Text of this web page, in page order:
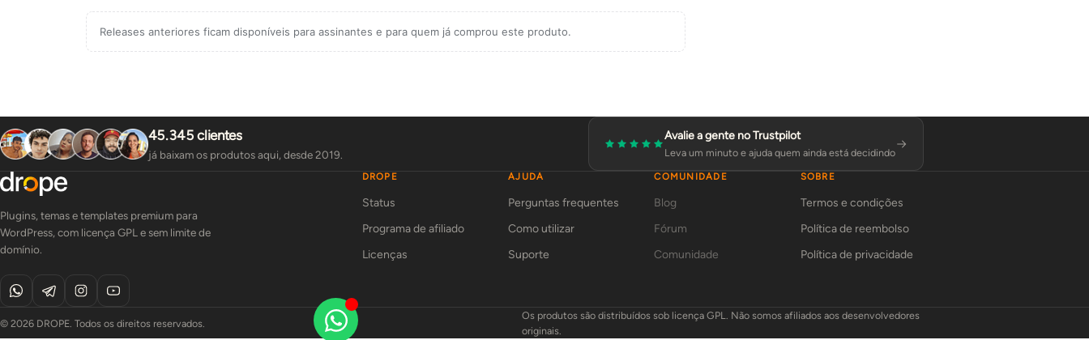
Releases anteriores ficam disponíveis para assinantes e para quem já comprou este produto.
45.345 clientes
já baixam os produtos aqui, desde 2019.
Avalie a gente no Trustpilot
Leva um minuto e ajuda quem ainda está decidindo
Plugins, temas e templates premium para
WordPress, com licença GPL e sem limite de
domínio.
DROPE
Status
Programa de afiliado
Licenças
AJUDA
Perguntas frequentes
Como utilizar
Suporte
COMUNIDADE
Blog
Fórum
Comunidade
SOBRE
Termos e condições
Política de reembolso
Política de privacidade
© 2026 DROPE. Todos os direitos reservados.
Os produtos são distribuídos sob licença GPL. Não somos afiliados aos desenvolvedores
originais.